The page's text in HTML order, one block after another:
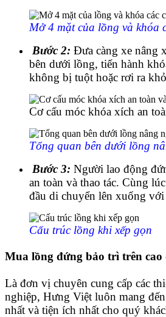
Mở 4 mặt của lồng và khóa
Bước 2: Đưa càng xe nâng
bên dưới lồng, tiến hành
không bị tuột hoặc rơi ra
Cơ cấu móc khóa xích an
Tổng quan bên dưới lồng
Bước 3: Người lao động
an toàn và thao tác. Cùng
đầu di chuyển lên xuống
Cấu trúc lồng khi xếp gọn
Mua lồng đứng bảo trì trên cao
Là đơn vị chuyên cung cấp các
nghiệp, Hưng Việt luôn mang
nhất và tiện ích nhất cho quý